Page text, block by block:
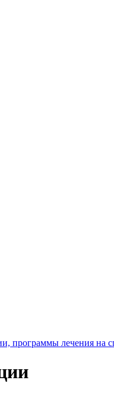
программы лечения на